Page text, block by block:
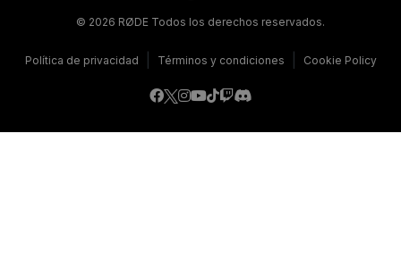
© 2026 RØDE Todos los derechos reservados.
Política de privacidad Términos y condiciones Cookie Policy